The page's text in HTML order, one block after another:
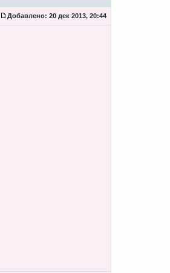
Добавлено: 20 дек 2013, 20:44